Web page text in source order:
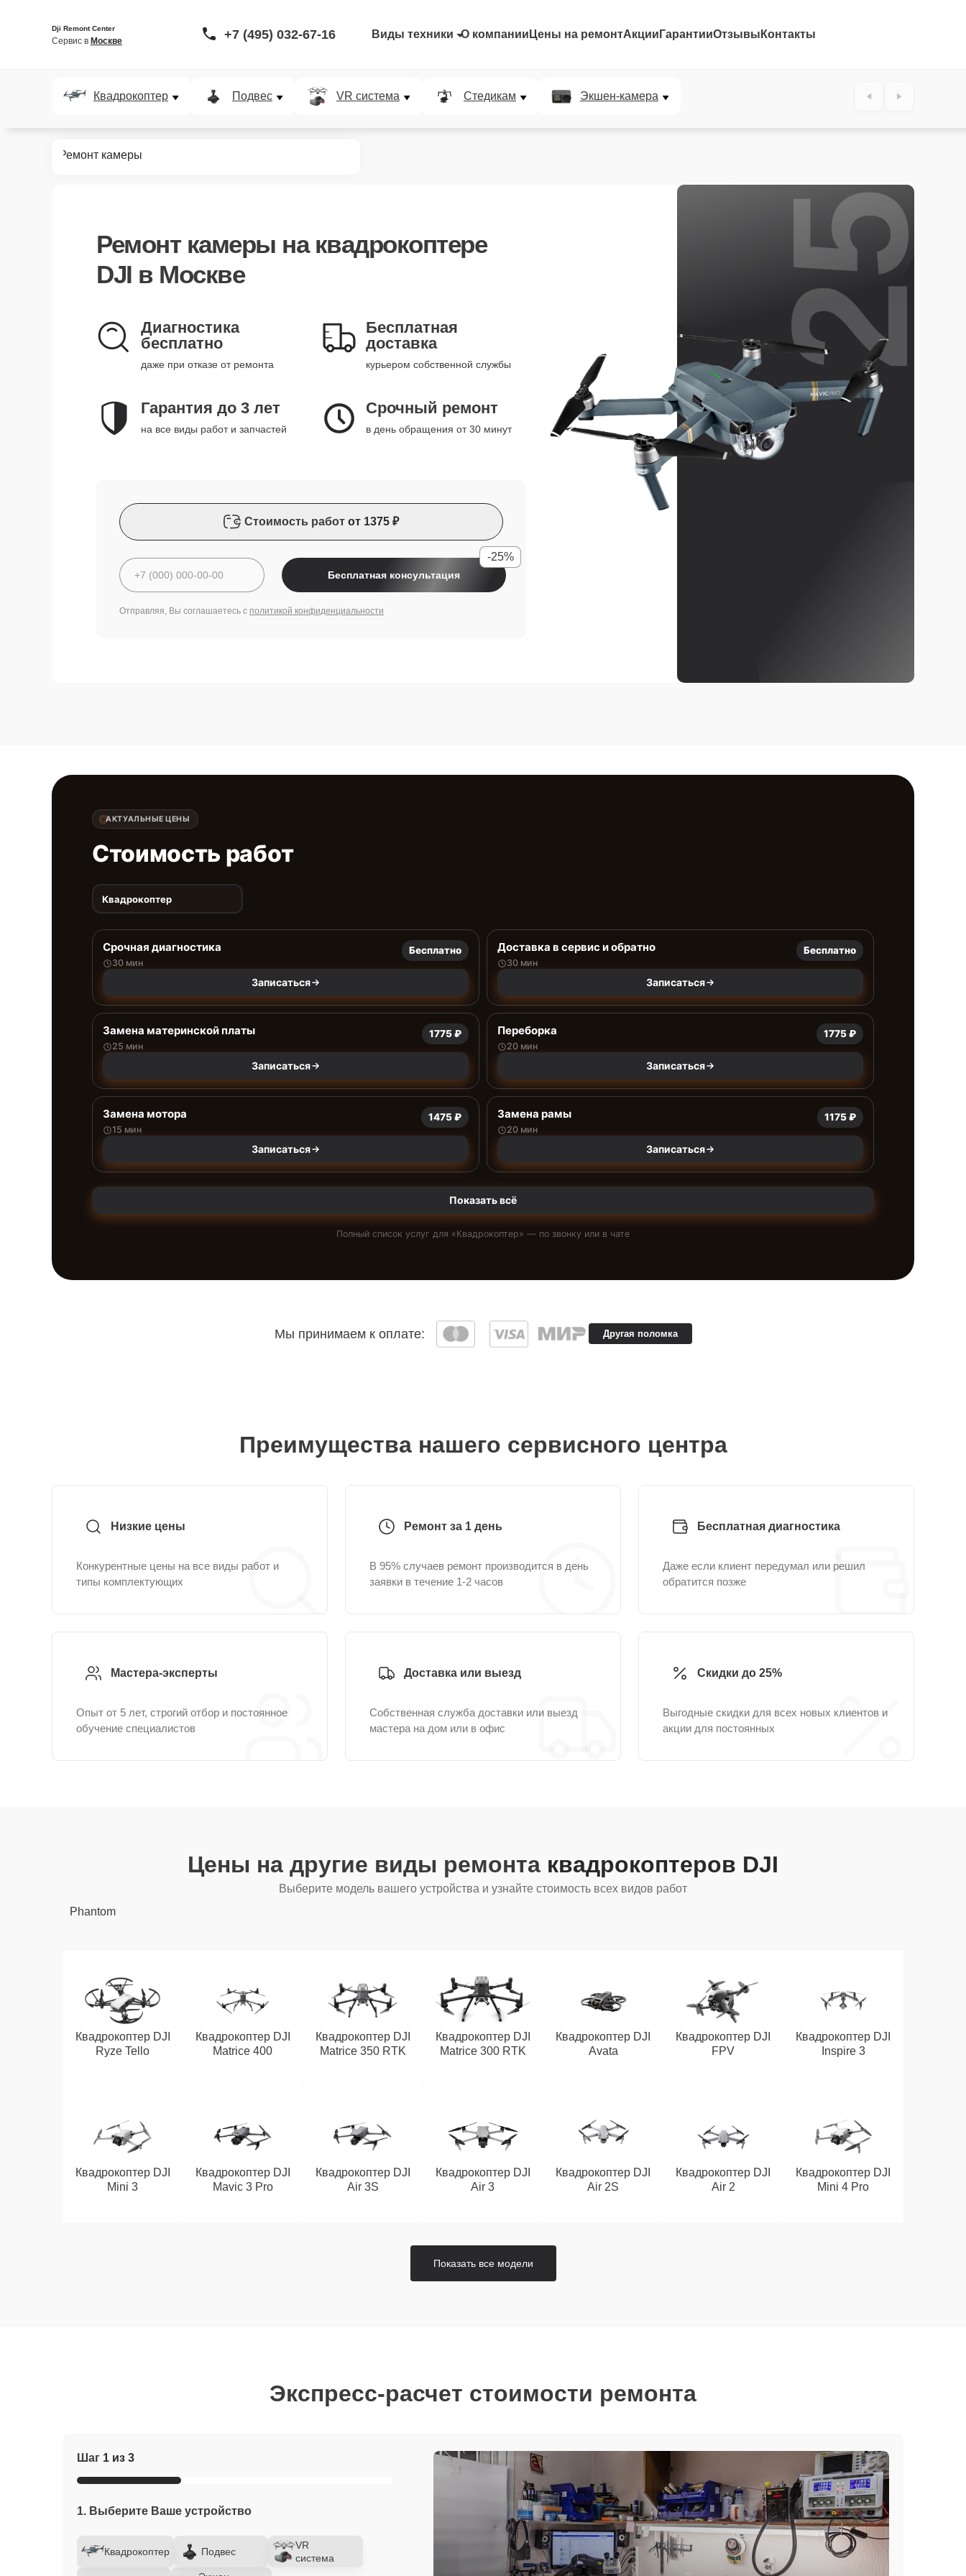
Dji Remont Center
Сервис в Москве +7 (495) 032-67-16 Виды техники О компании Цены на ремонтАкции ГарантииОтзывы Контакты
Квадрокоптер Подвес VR система Стедикам Экшен-камера
Ремонт камеры
Ремонт камеры на квадрокоптере
DJI в Москве
Диагностика
бесплатно
даже при отказе от ремонта
Бесплатная
доставка
курьером собственной службы
Гарантия до 3 лет
на все виды работ и запчастей
Срочный ремонт
в день обращения от 30 минут
Стоимость работ от 1375 ₽
Бесплатная консультация
-25%
Отправляя, Вы соглашаетесь с политикой конфиденциальности
25%
АКТУАЛЬНЫЕ ЦЕНЫ
Стоимость работ
Квадрокоптер
Срочная диагностика
30 мин
Бесплатно
Записаться
Доставка в сервис и обратно
30 мин
Бесплатно
Записаться
Замена материнской платы
25 мин
1775 ₽
Записаться
Переборка
20 мин
1775 ₽
Записаться
Замена мотора
15 мин
1475 ₽
Записаться
Замена рамы
20 мин
1175 ₽
Записаться
Показать всё
Полный список услуг для «Квадрокоптер» — по звонку или в чате
Мы принимаем к оплате: Другая поломка
Преимущества нашего сервисного центра
Низкие цены
Конкурентные цены на все виды работ и
типы комплектующих
Ремонт за 1 день
В 95% случаев ремонт производится в день
заявки в течение 1-2 часов
Бесплатная диагностика
Даже если клиент передумал или решил
обратится позже
Мастера-эксперты
Опыт от 5 лет, строгий отбор и постоянное
обучение специалистов
Доставка или выезд
Собственная служба доставки или выезд
мастера на дом или в офис
Скидки до 25%
Выгодные скидки для всех новых клиентов и
акции для постоянных
Цены на другие виды ремонта квадрокоптеров DJI
Выберите модель вашего устройства и узнайте стоимость всех видов работ
Phantom
Квадрокоптер DJI
Ryze Tello
Квадрокоптер DJI
Matrice 400
Квадрокоптер DJI
Matrice 350 RTK
Квадрокоптер DJI
Matrice 300 RTK
Квадрокоптер DJI
Avata
Квадрокоптер DJI
FPV
Квадрокоптер DJI
Inspire 3
Квадрокоптер DJI
Mini 3
Квадрокоптер DJI
Mavic 3 Pro
Квадрокоптер DJI
Air 3S
Квадрокоптер DJI
Air 3
Квадрокоптер DJI
Air 2S
Квадрокоптер DJI
Air 2
Квадрокоптер DJI
Mini 4 Pro
Показать все модели
Экспресс-расчет стоимости ремонта
Шаг 1 из 3
1. Выберите Ваше устройство
Квадрокоптер Подвес
VR
система